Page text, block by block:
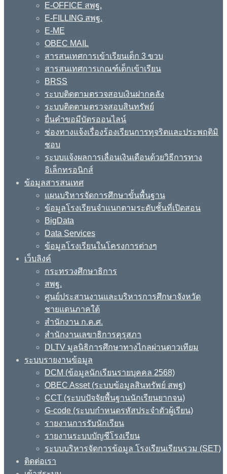
E-OFFICE สพฐ.
E-FILLING สพฐ.
E-ME
OBEC MAIL
สารสนเทศการเข้าเรียนเด็ก 3 ขวบ
สารสนเทศการเกณฑ์เด็กเข้าเรียน
BRSS
ระบบติดตามตรวจสอบเงินฝากคลัง
ระบบติดตามตรวจสอบสินทรัพย์
ยื่นคำขอมีบัตรออนไลน์
ช่องทางแจ้งเรื่องร้องเรียนการทุจริตและประพฤติมิ
ชอบ
ระบบแจ้งผลการเลื่อนเงินเดือนด้วยวิธีการทาง
อิเล็กทรอนิกส์
ข้อมูลสารสนเทศ
แผนบริหารจัดการศึกษาขั้นพื้นฐาน
ข้อมูลโรงเรียนจำแนกตามระดับชั้นที่เปิดสอน
BigData
Data Services
ข้อมูลโรงเรียนในโครงการต่างๆ
เว็บลิงค์
กระทรวงศึกษาธิการ
สพฐ.
ศูนย์ประสานงานและบริหารการศึกษาจังหวัด
ชายแดนภาคใต้
สำนักงาน ก.ค.ศ.
สำนักงานเลขาธิการคุรุสภา
DLTV มูลนิธิการศึกษาทางไกลผ่านดาวเทียม
ระบบรายงานข้อมูล
DCM (ข้อมูลนักเรียนรายบุคคล 2568)
OBEC Asset (ระบบข้อมูลสินทรัพย์ สพฐ)
CCT (ระบบปัจจัยพื้นฐานนักเรียนยากจน)
G-code (ระบบกำหนดรหัสประจำตัวผู้เรียน)
รายงานการรับนักเรียน
รายงานระบบบัญชีโรงเรียน
ระบบบริหารจัดการข้อมูล โรงเรียนเรียนรวม (SET)
ติดต่อเรา